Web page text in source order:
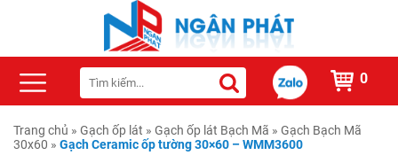
0
Trang chủ » Gạch ốp lát » Gạch ốp lát Bạch Mã » Gạch Bạch Mã
30x60 » Gạch Ceramic ốp tường 30×60 – WMM3600